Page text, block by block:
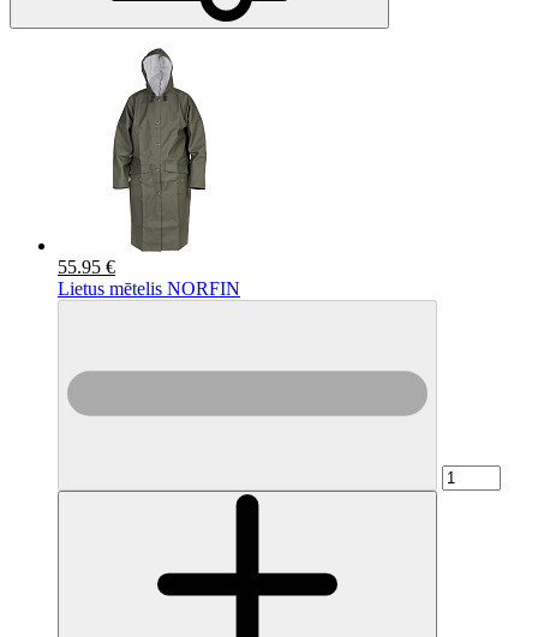
55.95 €
Lietus mētelis NORFIN